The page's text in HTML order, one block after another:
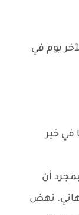
يوم في
في خير
أن
نهض